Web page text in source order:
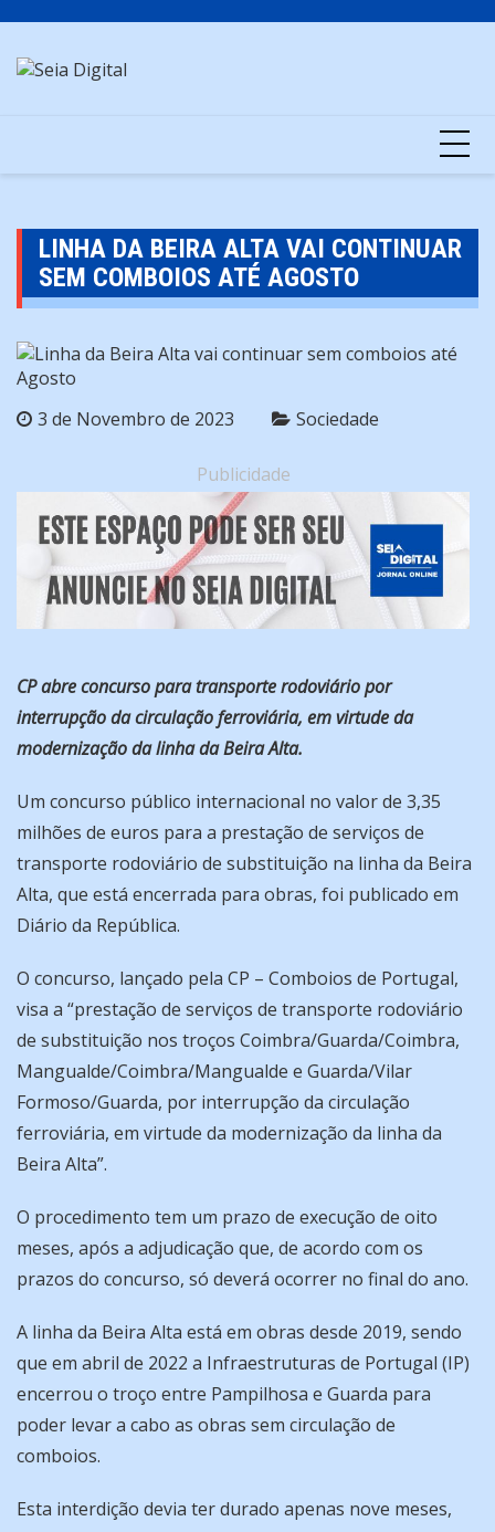
content
LINHA DA BEIRA ALTA VAI CONTINUAR
SEM COMBOIOS ATÉ AGOSTO
3 de Novembro de 2023 Sociedade
Publicidade
CP abre concurso para transporte rodoviário por
interrupção da circulação ferroviária, em virtude da
modernização da linha da Beira Alta.
Um concurso público internacional no valor de 3,35
milhões de euros para a prestação de serviços de
transporte rodoviário de substituição na linha da Beira
Alta, que está encerrada para obras, foi publicado em
Diário da República.
O concurso, lançado pela CP – Comboios de Portugal,
visa a “prestação de serviços de transporte rodoviário
de substituição nos troços Coimbra/Guarda/Coimbra,
Mangualde/Coimbra/Mangualde e Guarda/Vilar
Formoso/Guarda, por interrupção da circulação
ferroviária, em virtude da modernização da linha da
Beira Alta”.
O procedimento tem um prazo de execução de oito
meses, após a adjudicação que, de acordo com os
prazos do concurso, só deverá ocorrer no final do ano.
A linha da Beira Alta está em obras desde 2019, sendo
que em abril de 2022 a Infraestruturas de Portugal (IP)
encerrou o troço entre Pampilhosa e Guarda para
poder levar a cabo as obras sem circulação de
comboios.
Esta interdição devia ter durado apenas nove meses,